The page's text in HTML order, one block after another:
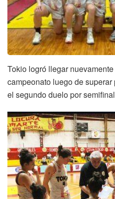
Tokio logró llegar
campeonato luego de
el segundo duelo por